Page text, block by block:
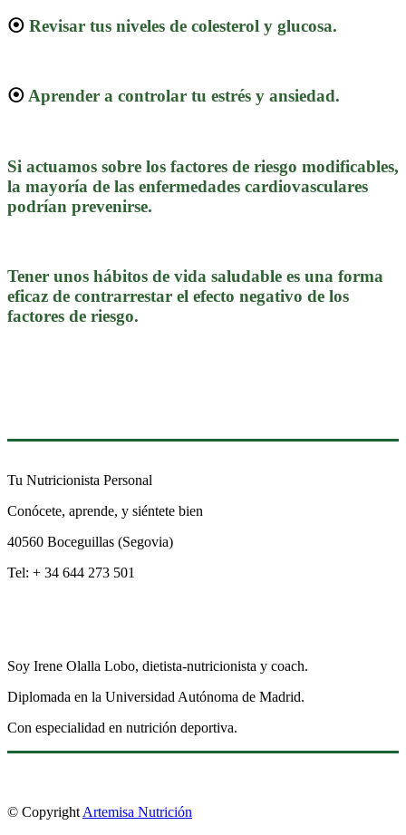
⦿ Revisar tus niveles de colesterol y glucosa.
⦿Aprender a controlar tu estrés y ansiedad.
Si actuamos sobre los factores de riesgo modificables,
la mayoría de las enfermedades cardiovasculares
podrían prevenirse.
Tener unos hábitos de vida saludable es una forma
eficaz de contrarrestar el efecto negativo de los
factores de riesgo.
Tu Nutricionista Personal
Conócete, aprende, y siéntete bien
40560 Boceguillas (Segovia)
Tel: + 34 644 273 501
Soy Irene Olalla Lobo, dietista-nutricionista y coach.
Diplomada en la Universidad Autónoma de Madrid.
Con especialidad en nutrición deportiva.
© Copyright Artemisa Nutrición